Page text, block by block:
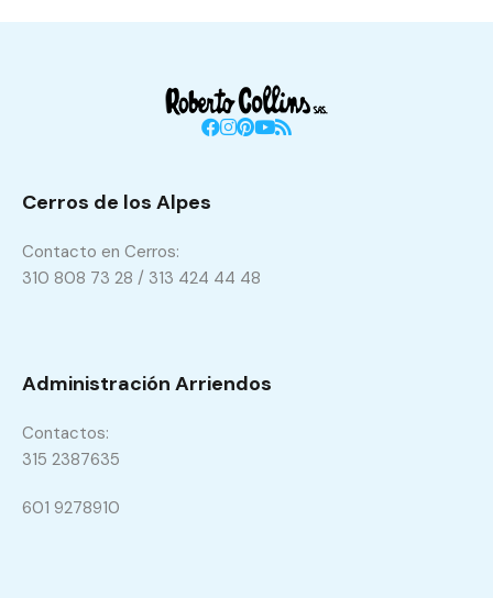
Cerros de los Alpes
Contacto en Cerros:
310 808 73 28 / 313 424 44 48
Administración Arriendos
Contactos:
315 2387635
601 9278910